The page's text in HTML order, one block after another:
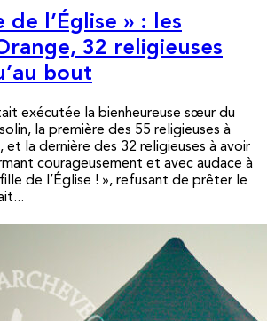
de l’Église » : les
32 religieuses
bout
exécutée la bienheureuse sœur du
la première des 55 religieuses à
et la dernière des 32 religieuses à avoir
courageusement et avec audace à
de l’Église ! », refusant de prêter le